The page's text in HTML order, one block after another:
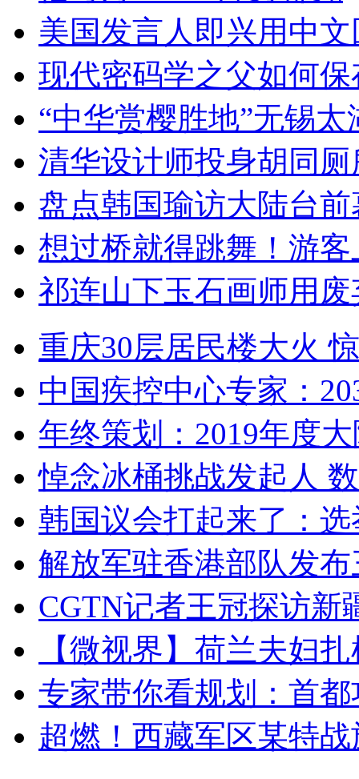
美国发言人即兴用中
现代密码学之父如何
“中华赏樱胜地”无锡
清华设计师投身胡同
盘点韩国瑜访大陆台
想过桥就得跳舞！游客
祁连山下玉石画师用
重庆30层居民楼大火
中国疾控中心专家：
年终策划：2019年度
悼念冰桶挑战发起人
韩国议会打起来了：
解放军驻香港部队发
CGTN记者王冠探访新
【微视界】荷兰夫妇
专家带你看规划：首
超燃！西藏军区某特